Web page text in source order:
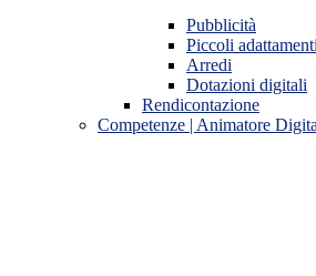
Pubblicità
Piccoli
Arredi
Dotazioni digitali
Rendicontazione
Competenze | Animatore